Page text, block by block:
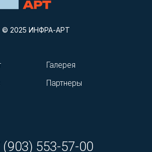
(903) 553-57-00
Галерея
Партнеры
© 2025 ИНФРА-АРТ